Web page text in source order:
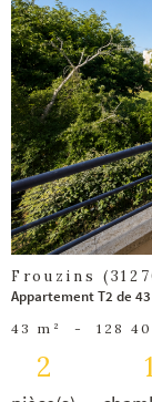
Frouzins
Appartement T2 de
43 m² - 128
2 1